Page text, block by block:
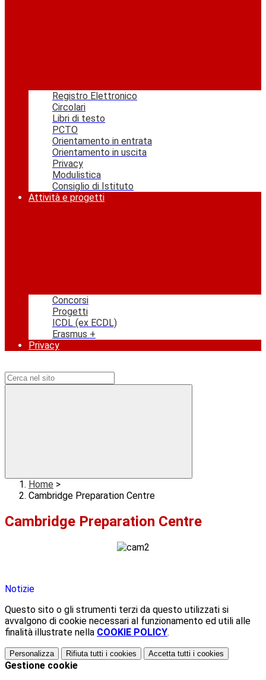
Registro Elettronico
Circolari
Libri di testo
PCTO
Orientamento in entrata
Orientamento in uscita
Privacy
Modulistica
Consiglio di Istituto
Attività e progetti
Concorsi
Progetti
ICDL (ex ECDL)
Erasmus +
Privacy
Home >
Cambridge Preparation Centre
Cambridge Preparation Centre
Notizie
Questo sito o gli strumenti terzi da questo utilizzati si
avvalgono di cookie necessari al funzionamento ed utili alle
finalità illustrate nella COOKIE POLICY.
Personalizza Rifiuta tutti i cookies Accetta tutti i cookies
Gestione cookie